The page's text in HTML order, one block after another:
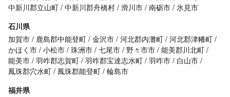
中新川郡立山町 中新川郡舟橋村 滑川市 南砺市 氷見市
石川県
加賀市
鹿島郡中能登町 金沢市 河北郡内灘町 河北郡津幡町
かほく市 小松市 珠洲市 七尾市 野々市市 能美郡川北町
能美市 羽咋郡志賀町 羽咋郡宝達志水町 羽咋市
白山市
鳳珠郡穴水町
鳳珠郡能登町 輪島市
福井県